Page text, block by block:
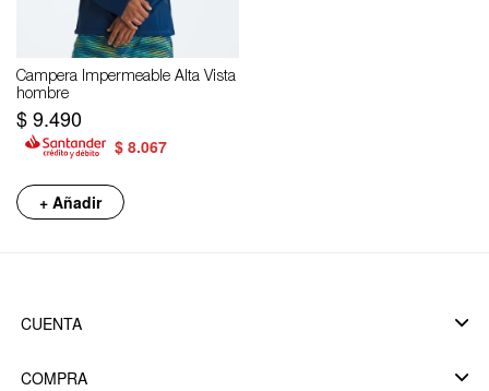
Campera Impermeable Alta Vista
hombre
$9.490
$ 8.067
+ Añadir
CUENTA
COMPRA